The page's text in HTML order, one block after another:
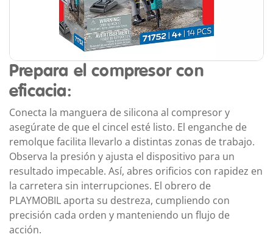
Prepara el compresor con
eficacia:
Conecta la manguera de silicona al compresor y
asegúrate de que el cincel esté listo. El enganche de
remolque facilita llevarlo a distintas zonas de trabajo.
Observa la presión y ajusta el dispositivo para un
resultado impecable. Así, abres orificios con rapidez en
la carretera sin interrupciones. El obrero de
PLAYMOBIL aporta su destreza, cumpliendo con
precisión cada orden y manteniendo un flujo de
acción.